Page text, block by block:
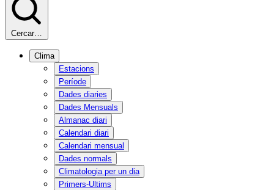
Cercar…
Clima
Estacions
Període
Dades diaries
Dades Mensuals
Almanac diari
Calendari diari
Calendari mensual
Dades normals
Climatologia per un dia
Primers-Ultims